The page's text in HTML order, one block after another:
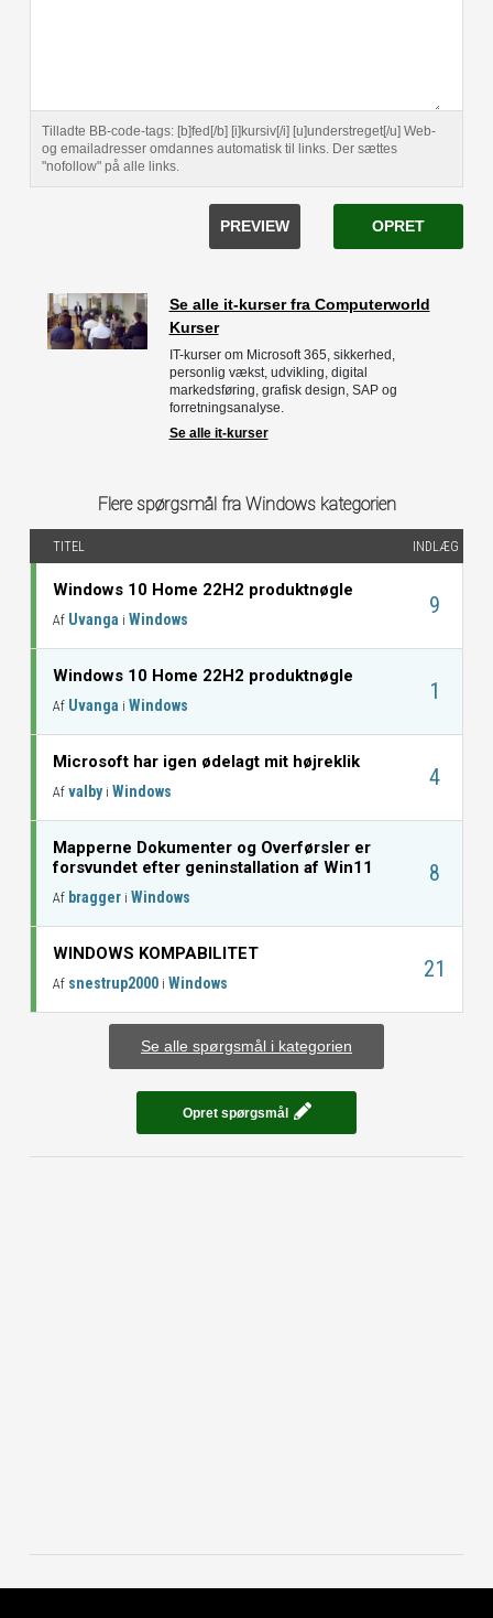
Tilladte BB-code-tags: [b]fed[/b] [i]kursiv[/i] [u]understreget[/u] Web-
og emailadresser omdannes automatisk til links. Der sættes
"nofollow" på alle links.
OPRET
PREVIEW
Se alle it-kurser fra Computerworld
Kurser
IT-kurser om Microsoft 365, sikkerhed,
personlig vækst, udvikling, digital
markedsføring, grafisk design, SAP og
forretningsanalyse.
Se alle it-kurser
Flere spørgsmål fra Windows kategorien
TITEL INDLÆG
Windows 10 Home 22H2 produktnøgle
Af Uvanga i Windows
9
Windows 10 Home 22H2 produktnøgle
Af Uvanga i Windows
1
Microsoft har igen ødelagt mit højreklik
Af valbyi Windows
4
Mapperne Dokumenter og Overførsler er
forsvundet efter geninstallation af Win11
Af bragger i Windows
8
WINDOWS KOMPABILITET
Af snestrup2000 i Windows
21
Se alle spørgsmål i kategorien
Opret spørgsmål